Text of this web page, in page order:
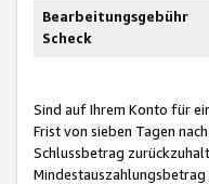
Bearbeitungsgebühr
Scheck
Sind auf Ihrem Konto für
Frist von sieben Tagen
Schlussbetrag